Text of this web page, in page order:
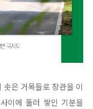
은 거목들로 장관을 이
이에 둘러 쌓인 기분을